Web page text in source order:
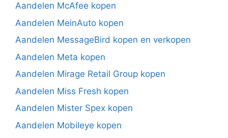
Aandelen McAfee kopen
Aandelen MeinAuto kopen
Aandelen MessageBird kopen en verkopen
Aandelen Meta kopen
Aandelen Mirage Retail Group kopen
Aandelen Miss Fresh kopen
Aandelen Mister Spex kopen
Aandelen Mobileye kopen